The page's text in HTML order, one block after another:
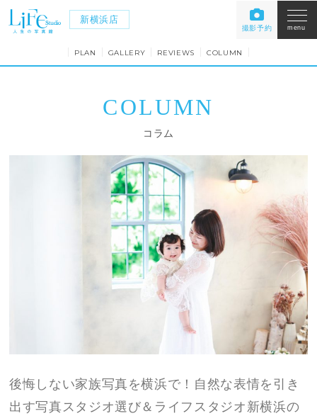
新横浜店
撮影予約 menu
PLAN GALLERY REVIEWS COLUMN
COLUMN
コラム
後悔しない家族写真を横浜で！自然な表情を引き
出す写真スタジオ選び＆ライフスタジオ新横浜の